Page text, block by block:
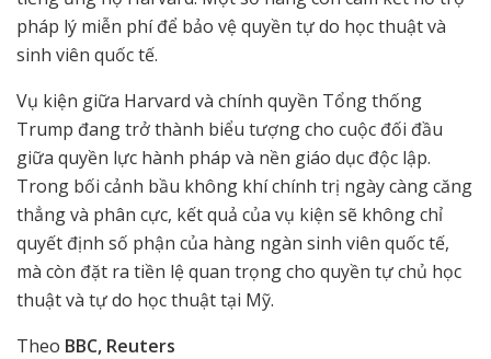
pháp lý miễn phí để bảo vệ quyền tự do học thuật và
sinh viên quốc tế.
Vụ kiện giữa Harvard và chính quyền Tổng thống
Trump đang trở thành biểu tượng cho cuộc đối đầu
giữa quyền lực hành pháp và nền giáo dục độc lập.
Trong bối cảnh bầu không khí chính trị ngày càng căng
thẳng và phân cực, kết quả của vụ kiện sẽ không chỉ
quyết định số phận của hàng ngàn sinh viên quốc tế,
mà còn đặt ra tiền lệ quan trọng cho quyền tự chủ học
thuật và tự do học thuật tại Mỹ.
Theo BBC, Reuters